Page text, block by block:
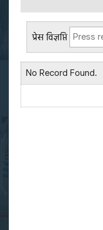
प्रेस विज्ञप्ति
No Record Found.